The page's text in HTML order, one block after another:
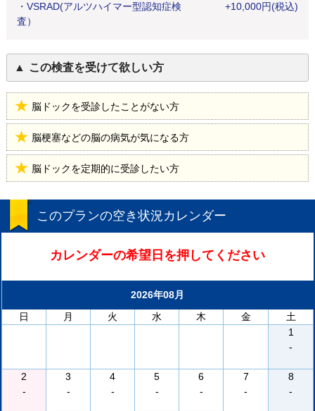
・ VSRAD(アルツハイマー型認知症検
査）
+10,000円(税込)
この検査を受けて欲しい方
脳ドックを受診したことがない方
脳梗塞などの脳の病気が気になる方
脳ドックを定期的に受診したい方
このプランの空き状況カレンダー
カレンダーの希望日を押してください
2026年08月
日
月 火 水 木 金
土
1
-
2
-
3
-
4
-
5
-
6
-
7
-
8
-